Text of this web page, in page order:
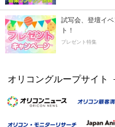
試写会、登壇イ
ト！
プレゼント特集
オリコングループサイト